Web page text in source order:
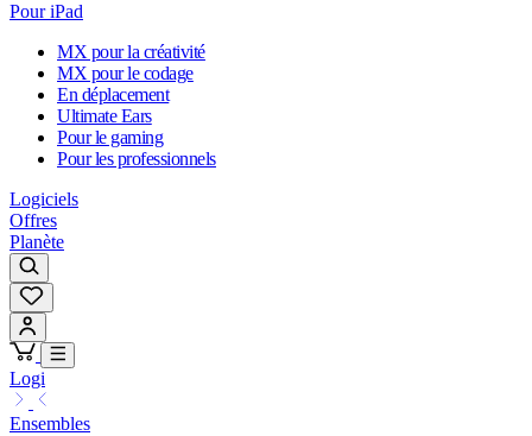
Pour iPad
MX pour la créativité
MX pour le codage
En déplacement
Ultimate Ears
Pour le gaming
Pour les professionnels
Logiciels
Offres
Planète
Logi
Ensembles